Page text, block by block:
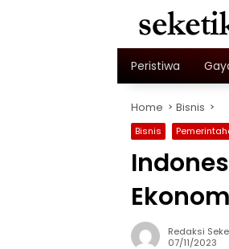
Peristiwa
Home Bisnis
Bisnis
Redaksi
07/11/2023